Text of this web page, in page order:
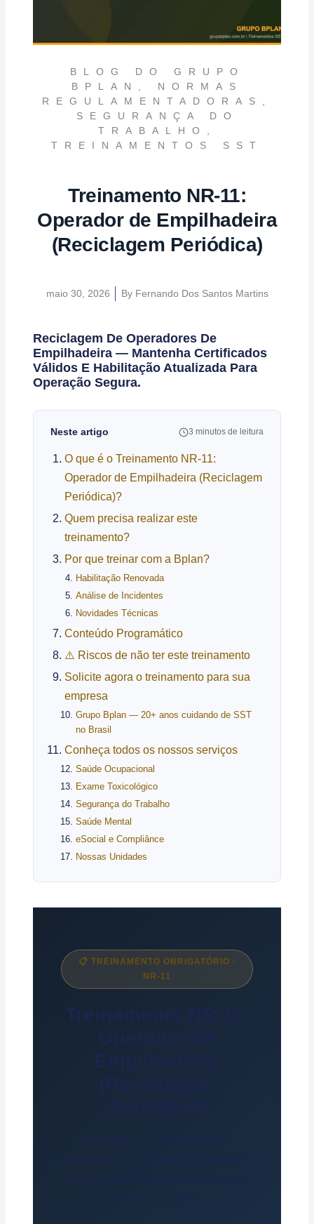
BLOG DO GRUPO
BPLAN , NORMAS
REGULAMENTADORAS ,
SEGURANÇA DO
TRABALHO ,
TREINAMENTOS SST
Treinamento NR-11:
Operador de Empilhadeira
(Reciclagem Periódica)
maio 30, 2026 ByFernando Dos Santos Martins
Reciclagem De Operadores De
Empilhadeira — Mantenha Certificados
Válidos E Habilitação Atualizada Para
Operação Segura.
Neste artigo 3 minutos de leitura
O que é o Treinamento NR-11:
Operador de Empilhadeira (Reciclagem
Periódica)?
Quem precisa realizar este
treinamento?
Por que treinar com a Bplan?
Habilitação Renovada
Análise de Incidentes
Novidades Técnicas
Conteúdo Programático
⚠️ Riscos de não ter este treinamento
Solicite agora o treinamento para sua
empresa
Grupo Bplan — 20+ anos cuidando de SST
no Brasil
Conheça todos os nossos serviços
Saúde Ocupacional
Exame Toxicológico
Segurança do Trabalho
Saúde Mental
eSocial e Compliânce
Nossas Unidades
📋 TREINAMENTO OBRIGATÓRIO ·
NR-11
Treinamento NR-11: